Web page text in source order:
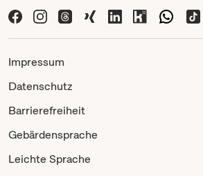
Impressum
Datenschutz
Barrierefreiheit
Gebärdensprache
Leichte Sprache